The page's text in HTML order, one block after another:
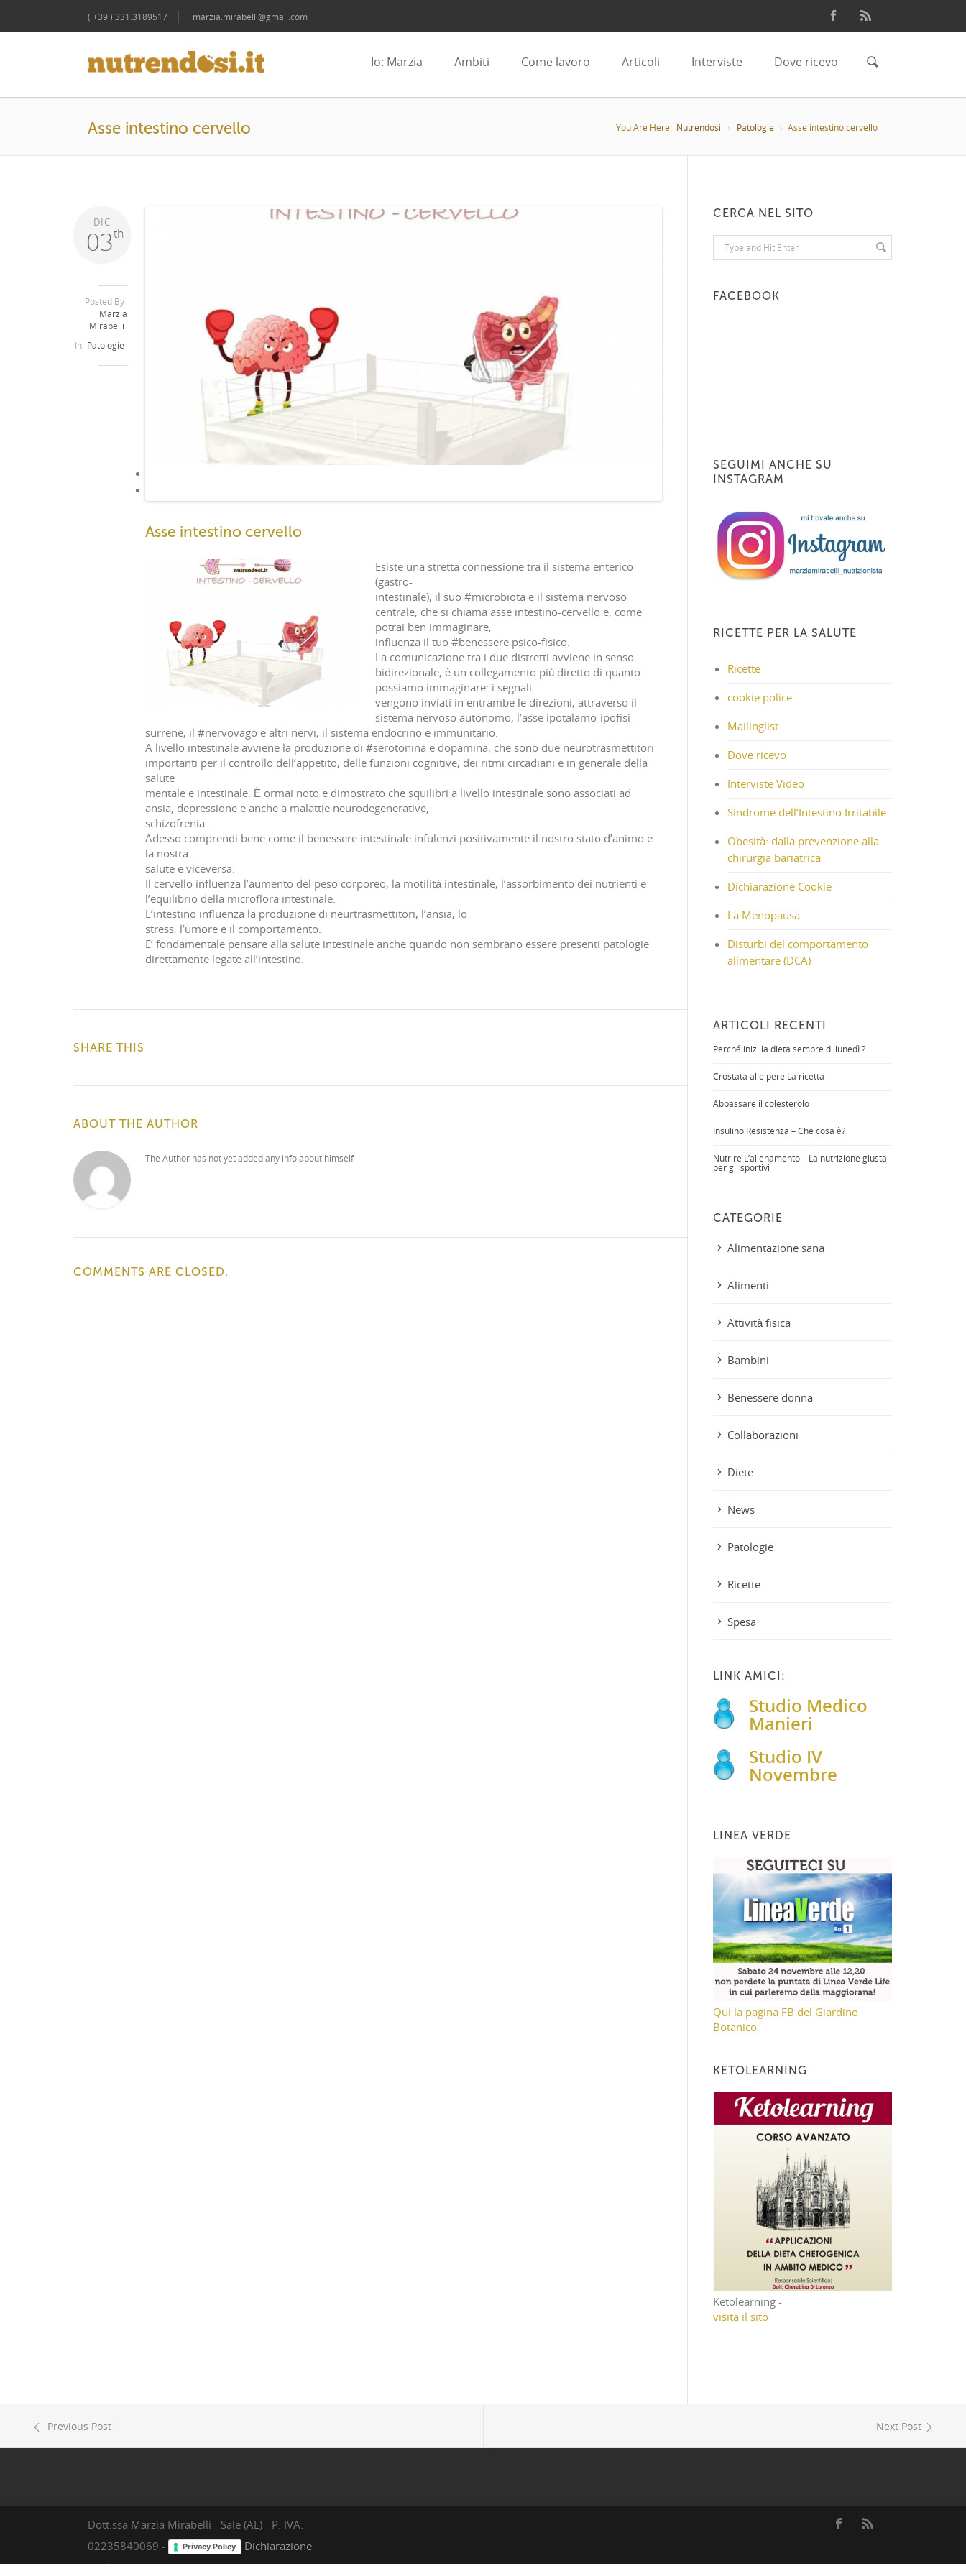
( +39 ) 331.3189517 marzia.mirabelli@gmail.com
Io: Marzia Ambiti Come lavoro Articoli Interviste Dove ricevo
Asse intestino cervello You Are Here: Nutrendosi Patologie Asse intestino cervello
03th
DIC
Posted By
Marzia
Mirabelli
In Patologie
Asse intestino cervello
Esiste una stretta connessione tra il sistema enterico
(gastro-
intestinale), il suo #microbiota e il sistema nervoso
centrale, che si chiama asse intestino-cervello e, come
potrai ben immaginare,
influenza il tuo #benessere psico-fisico.
La comunicazione tra i due distretti avviene in senso
bidirezionale, è un collegamento più diretto di quanto
possiamo immaginare: i segnali
vengono inviati in entrambe le direzioni, attraverso il
sistema nervoso autonomo, l’asse ipotalamo-ipofisi-
surrene, il #nervovago e altri nervi, il sistema endocrino e immunitario.
A livello intestinale avviene la produzione di #serotonina e dopamina, che sono due neurotrasmettitori
importanti per il controllo dell’appetito, delle funzioni cognitive, dei ritmi circadiani e in generale della
salute
mentale e intestinale. È ormai noto e dimostrato che squilibri a livello intestinale sono associati ad
ansia, depressione e anche a malattie neurodegenerative,
schizofrenia…
Adesso comprendi bene come il benessere intestinale infulenzi positivamente il nostro stato d’animo e
la nostra
salute e viceversa.
Il cervello influenza l’aumento del peso corporeo, la motilità intestinale, l’assorbimento dei nutrienti e
l’equilibrio della microflora intestinale.
L’intestino influenza la produzione di neurtrasmettitori, l’ansia, lo
stress, l’umore e il comportamento.
E’ fondamentale pensare alla salute intestinale anche quando non sembrano essere presenti patologie
direttamente legate all’intestino.
SHARE THIS
ABOUT THE AUTHOR
The Author has not yet added any info about himself
COMMENTS ARE CLOSED.
CERCA NEL SITO
FACEBOOK
SEGUIMI ANCHE SU
INSTAGRAM
RICETTE PER LA SALUTE
Ricette
cookie police
Mailinglist
Dove ricevo
Interviste Video
Sindrome dell’Intestino Irritabile
Obesità: dalla prevenzione alla
chirurgia bariatrica
Dichiarazione Cookie
La Menopausa
Disturbi del comportamento
alimentare (DCA)
ARTICOLI RECENTI
Perché inizi la dieta sempre di lunedì ?
Crostata alle pere La ricetta
Abbassare il colesterolo
Insulino Resistenza – Che cosa è?
Nutrire L’allenamento – La nutrizione giusta
per gli sportivi
CATEGORIE
Alimentazione sana
Alimenti
Attività fisica
Bambini
Benessere donna
Collaborazioni
Diete
News
Patologie
Ricette
Spesa
LINK AMICI:
Studio Medico
Manieri
Studio IV
Novembre
LINEA VERDE
Qui la pagina FB del Giardino
Botanico
KETOLEARNING
Ketolearning -
visita il sito
Previous Post Next Post
Dott.ssa Marzia Mirabelli - Sale (AL) - P. IVA:
02235840069 -
Privacy Policy
Dichiarazione
Cookie